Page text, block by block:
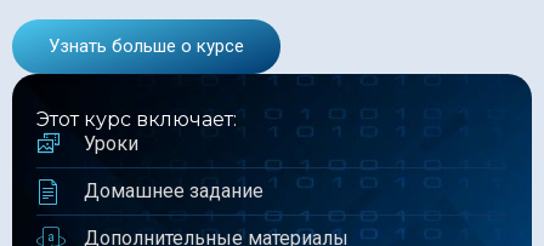
Узнать больше о курсе
Этот курс включает:
Уроки
Домашнее задание
Дополнительные материалы